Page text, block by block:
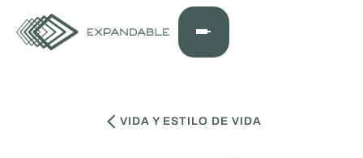
VIDA Y ESTILO DE VIDA